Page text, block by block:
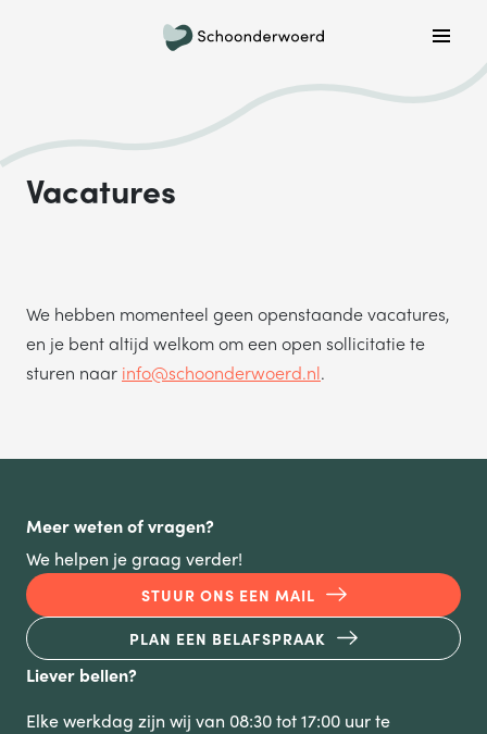
Vacatures
We hebben momenteel geen openstaande vacatures,
en je bent altijd welkom om een open sollicitatie te
sturen naar info@schoonderwoerd.nl.
Meer weten of vragen?
We helpen je graag verder!
STUUR ONS EEN MAIL
PLAN EEN BELAFSPRAAK
Liever bellen?
Elke werkdag zijn wij van 08:30 tot 17:00 uur te
Plan een belafspraak
Wil je graag gebeld worden om meer informatie te
krijgen? Kies hieronder welke dag jouw voorkeur heeft
en we bellen je!
MA DI
Waar gaat je vraag over?
VERSTUREN
persoonsgegevens, lees je in onsprivacystatement.